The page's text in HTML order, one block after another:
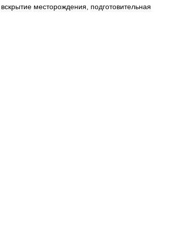
вскрытие месторождения
подготовительная